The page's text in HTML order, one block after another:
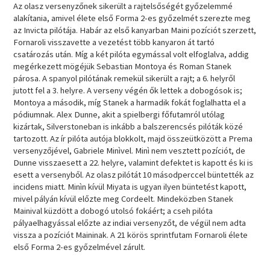
Az olasz versenyzőnek sikerült a rajtelsőségét győzelemmé
alakítania, amivel élete első Forma 2-es győzelmét szerezte meg
az Invicta pilótája. Habár az első kanyarban Maini pozíciót szerzett,
Fornaroli visszavette a vezetést több kanyaron át tartó
csatározás után. Míg a két pilóta egymással volt elfoglalva, addig
megérkezett mögéjük Sebastian Montoya és Roman Stanek
párosa. A spanyol pilótának remekül sikerült a rajt; a 6. helyről
jutott fel a 3. helyre. A verseny végén ők lettek a dobogósok is;
Montoya a második, míg Stanek a harmadik fokát foglalhatta el a
pódiumnak. Alex Dunne, akit a spielbergi főfutamról utólag
kizártak, Silverstoneban is inkább a balszerencsés pilóták közé
tartozott. Az ír pilóta autója blokkolt, majd összeütközött a Prema
versenyzőjével, Gabriele Minìvel. Minì nem vesztett pozíciót, de
Dunne visszaesett a 22. helyre, valamint defektet is kapott és ki is
esett a versenyből. Az olasz pilótát 10 másodperccel büntették az
incidens miatt. Minìn kívül Miyata is ugyan ilyen büntetést kapott,
mivel pályán kívül előzte meg Cordeelt. Mindeközben Stanek
Mainival küzdött a dobogó utolsó fokáért; a cseh pilóta
pályaelhagyással előzte az indiai versenyzőt, de végül nem adta
vissza a pozíciót Maininak. A 21 körös sprintfutam Fornaroli élete
első Forma 2-es győzelmével zárult.